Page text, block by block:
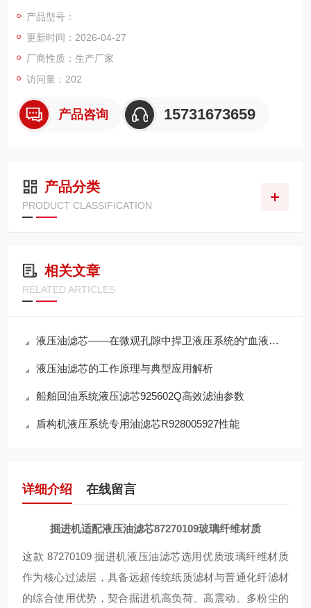
油路过滤环节，可高效滤除液压油中金属磨屑、粉尘杂质、油泥
沉淀物及微小固体颗粒
产品型号：
更新时间：2026-04-27
厂商性质：生产厂家
访问量：202
产品咨询 15731673659
产品分类
PRODUCT CLASSIFICATION
相关文章
RELATED ARTICLES
液压油滤芯——在微观孔隙中捍卫液压系统的“血液纯净”
液压油滤芯的工作原理与典型应用解析
船舶回油系统液压滤芯925602Q高效滤油参数
盾构机液压系统专用油滤芯R928005927性能
详细介绍 在线留言
掘进机适配液压油滤芯87270109玻璃纤维材质
这款 87270109 掘进机液压油滤芯选用优质玻璃纤维材质
作为核心过滤层，具备远超传统纸质滤材与普通化纤滤材
的综合使用优势，契合掘进机高负荷、高震动、多粉尘的